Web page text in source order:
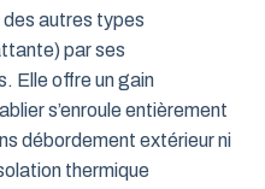
autres types
par ses
Elle offre un gain
s’enroule entièrement
débordement extérieur ni
thermique